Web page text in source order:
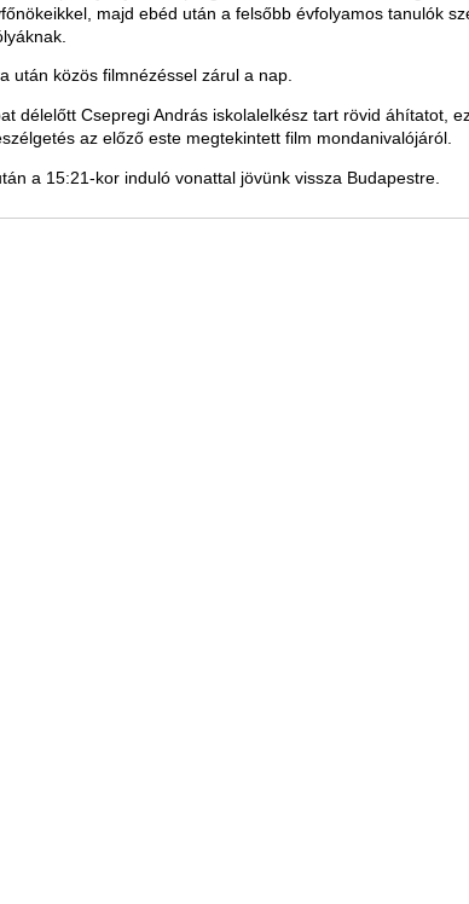
majd ebéd után a felsőbb évfolyamos tanulók
után közös filmnézéssel zárul a nap.
délelőtt Csepregi András iskolalelkész tart rövid áhítatot,
az előző este megtekintett film mondanivalójáról.
a 15:21-kor induló vonattal jövünk vissza Budapestre.